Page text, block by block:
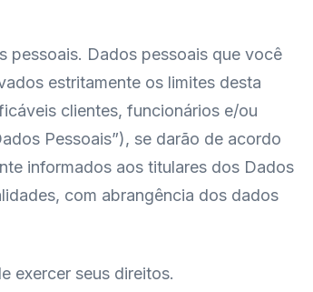
pessoais. Dados pessoais que você
estritamente os limites desta
clientes, funcionários e/ou
Pessoais”), se darão de acordo
informados aos titulares dos Dados
com abrangência dos dados
exercer seus direitos.